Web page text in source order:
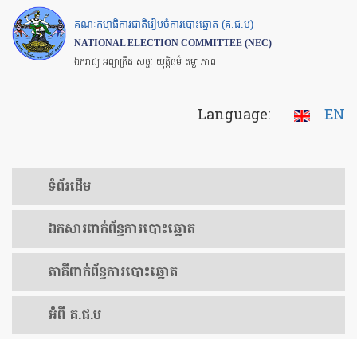
Skip
to
main
គណៈកម្មាធិការជាតិរៀបចំការបោះឆ្នោត (គ.ជ.ប)
NATIONAL ELECTION COMMITTEE (NEC)
ឯករាជ្យ អព្យាក្រឹត សច្ចៈ យុត្តិធម៌ តម្លាភាព
Language: EN
ទំព័រ​ដើម
ឯកសារ​ពាក់ព័ន្ធ​ការ​បោះឆ្នោត
​ភាគីពាក់ព័ន្ធ​​ការ​បោះឆ្នោត
អំពី គ.ជ.ប